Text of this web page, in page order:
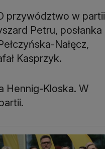
przywództwo w partii
Petru, posłanka
Nałęcz,
Kasprzyk.
Hennig-Kloska. W